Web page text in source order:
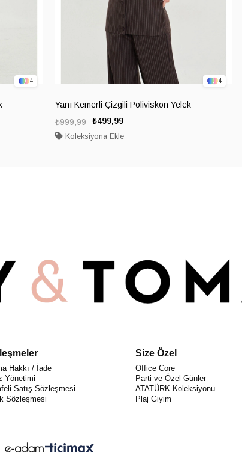
4 4
Yanı Kemerli Çizgili Poliviskon Yelek
₺499,99
₺999,99
Koleksiyona Ekle
Hakkı / İade
Yönetimi
Satış Sözleşmesi
Sözleşmesi
Size Özel
Office Core
Parti ve Özel Günler
ATATÜRK Koleksiyonu
Plaj Giyim